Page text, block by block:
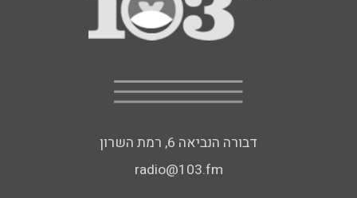
דבורה הנביאה 6, רמת השרון
radio@103.fm